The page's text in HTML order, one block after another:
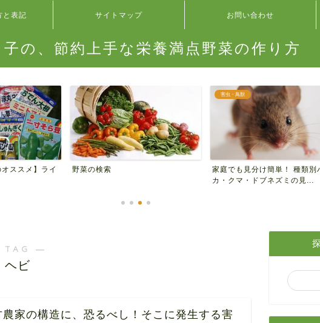
と表記 サイトマップ お問い合わせ
の、節約上手な栄養満点野菜の作り方
ススメ】ライ 野菜の検索
害虫・鳥獣
家庭でも見分け簡単！ 種類別
カ・クマ・ドブネズミの見...
―
ヘビ
農家の構造に、恐るべし！そこに発生する害